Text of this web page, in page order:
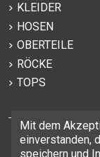
KLEIDER
HOSEN
OBERTEILE
RÖCKE
TOPS
Mit dem
einverstanden,
speichern und